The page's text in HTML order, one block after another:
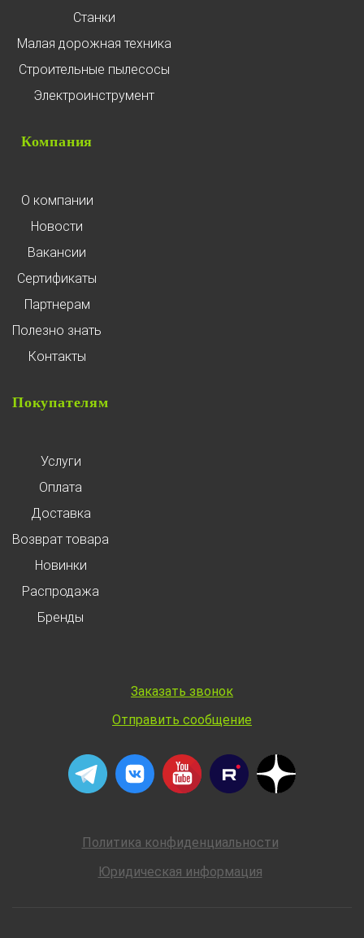
Станки
Малая дорожная техника
Строительные пылесосы
Электроинструмент
Компания
О компании
Новости
Вакансии
Сертификаты
Партнерам
Полезно знать
Контакты
Покупателям
Услуги
Оплата
Доставка
Возврат товара
Новинки
Распродажа
Бренды
Заказать звонок
Отправить сообщение
Политика конфиденциальности
Юридическая информация